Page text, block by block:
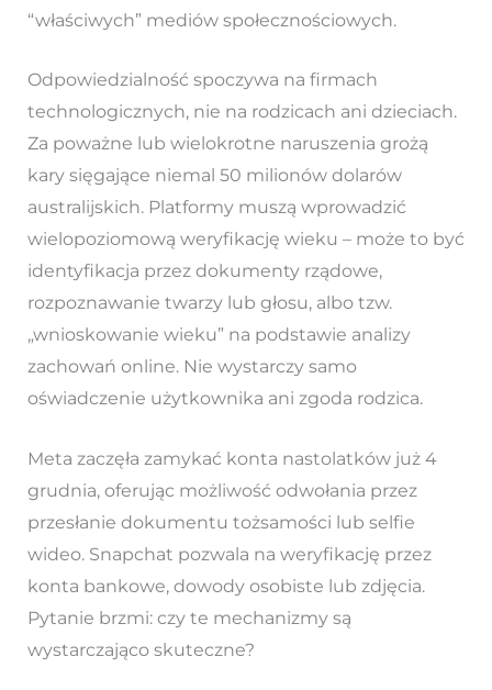
“właściwych” mediów społecznościowych.
Odpowiedzialność spoczywa na firmach
technologicznych, nie na rodzicach ani dzieciach.
Za poważne lub wielokrotne naruszenia grożą
kary sięgające niemal 50 milionów dolarów
australijskich. Platformy muszą wprowadzić
wielopoziomową weryfikację wieku – może to być
identyfikacja przez dokumenty rządowe,
rozpoznawanie twarzy lub głosu, albo tzw.
„wnioskowanie wieku” na podstawie analizy
zachowań online. Nie wystarczy samo
oświadczenie użytkownika ani zgoda rodzica.
Meta zaczęła zamykać konta nastolatków już 4
grudnia, oferując możliwość odwołania przez
przesłanie dokumentu tożsamości lub selfie
wideo. Snapchat pozwala na weryfikację przez
konta bankowe, dowody osobiste lub zdjęcia.
Pytanie brzmi: czy te mechanizmy są
wystarczająco skuteczne?